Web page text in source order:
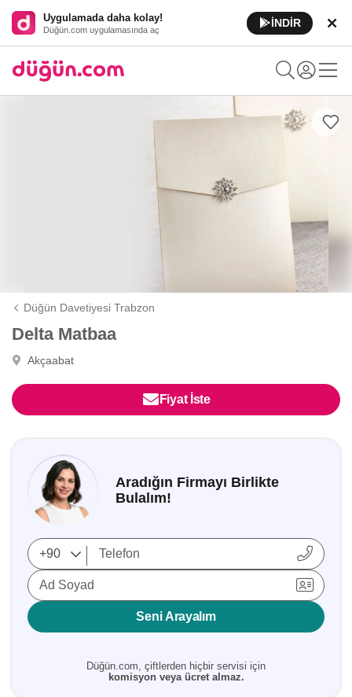
Uygulamada daha kolay!
Düğün.com uygulamasında aç
İNDİR
Düğün Davetiyesi Trabzon
Delta Matbaa
Akçaabat
Fiyat İste
Aradığın Firmayı Birlikte
Bulalım!
Ad Soyad
Seni Arayalım
Düğün.com, çiftlerden hiçbir servisi için
komisyon veya ücret almaz.